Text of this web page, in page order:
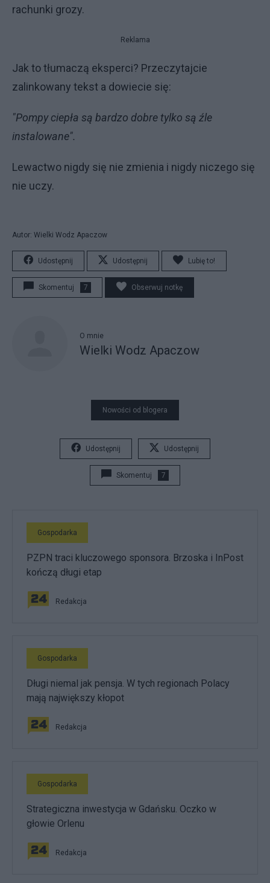
rachunki grozy.
Reklama
Jak to tłumaczą eksperci? Przeczytajcie
zalinkowany tekst a dowiecie się:
"Pompy ciepła są bardzo dobre tylko są źle
instalowane".
Lewactwo nigdy się nie zmienia i nigdy niczego się
nie uczy.
Autor: Wielki Wodz Apaczow
Udostępnij Udostępnij Lubię to!
Skomentuj 7 Obserwuj notkę
O mnie
Wielki Wodz Apaczow
Nowości od blogera
Udostępnij Udostępnij
Skomentuj 7
Gospodarka
PZPN traci kluczowego sponsora. Brzoska i InPost
kończą długi etap
Redakcja
Gospodarka
Długi niemal jak pensja. W tych regionach Polacy
mają największy kłopot
Redakcja
Gospodarka
Strategiczna inwestycja w Gdańsku. Oczko w
głowie Orlenu
Redakcja